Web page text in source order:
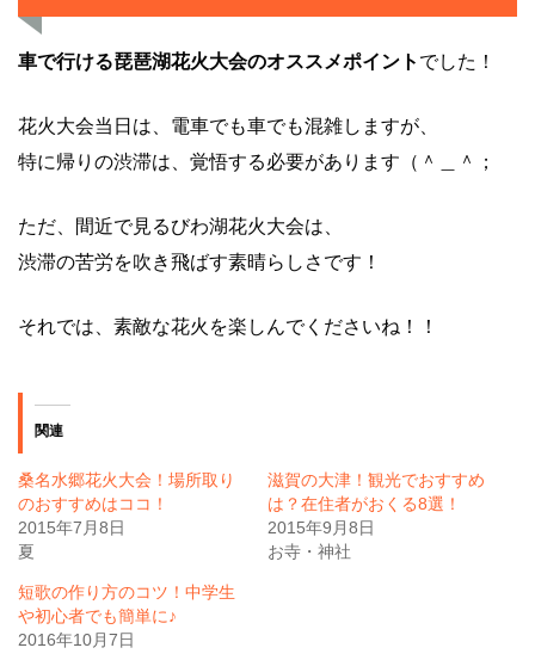
車で行ける琵琶湖花火大会のオススメポイント でした！
花火大会当日は、電車でも車でも混雑しますが、
特に帰りの渋滞は、覚悟する必要があります（＾＿＾；
ただ、間近で見るびわ湖花火大会は、
渋滞の苦労を吹き飛ばす素晴らしさです！
それでは、素敵な花火を楽しんでくださいね！！
関連
桑名水郷花火大会！場所取り
のおすすめはココ！
2015年7月8日
夏
滋賀の大津！観光でおすすめ
は？在住者がおくる8選！
2015年9月8日
お寺・神社
短歌の作り方のコツ！中学生
や初心者でも簡単に♪
2016年10月7日